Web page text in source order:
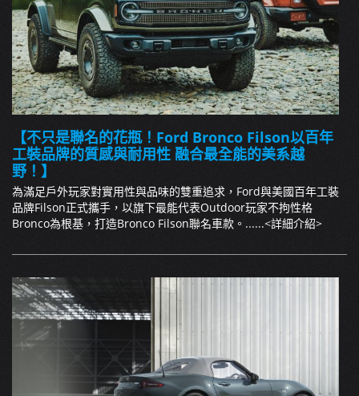
【不只是聯名的花瓶！Ford Bronco Filson以百年
工裝品牌的質感與耐用性 融合最全能的美系越
野！】
為滿足戶外玩家對實用性與品味的雙重追求，Ford與美國百年工裝
品牌Filson正式攜手，以旗下最能代表Outdoor玩家不拘性格
Bronco為根基，打造Bronco Filson聯名車款。......<詳細介紹>